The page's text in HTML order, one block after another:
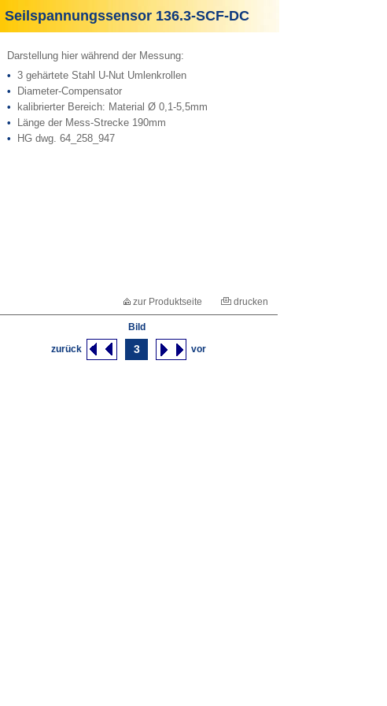
Seilspannungssensor 136.3-SCF-DC
Darstellung hier während der Messung:
• 3 gehärtete Stahl U-Nut Umlenkrollen
• Diameter-Compensator
• kalibrierter Bereich: Material Ø 0,1-5,5mm
• Länge der Mess-Strecke 190mm
• HG dwg. 64_258_947
zur Produktseite drucken
Bild
zurück
3 vor